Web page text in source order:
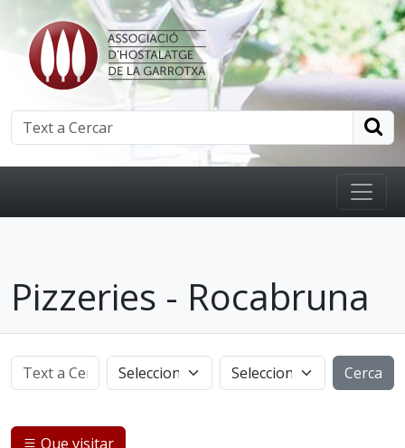
Pizzeries - Rocabruna
Cerca
Que visitar